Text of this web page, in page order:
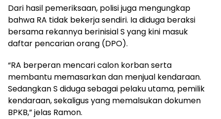
Dari hasil pemeriksaan, polisi juga mengungkap
bahwa RA tidak bekerja sendiri. Ia diduga beraksi
bersama rekannya berinisial S yang kini masuk
daftar pencarian orang (DPO).
“RA berperan mencari calon korban serta
membantu memasarkan dan menjual kendaraan.
Sedangkan S diduga sebagai pelaku utama, pemilik
kendaraan, sekaligus yang memalsukan dokumen
BPKB,” jelas Ramon.